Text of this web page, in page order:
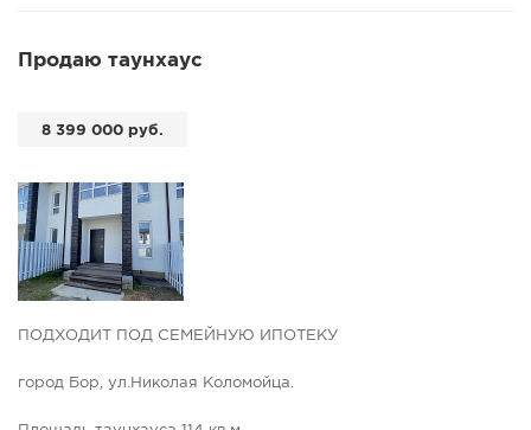
Продаю таунхаус
8 399 000 руб.
ПОДХОДИТ ПОД СЕМЕЙНУЮ ИПОТЕКУ
горoд Боp, ул.Николая Коломойца.